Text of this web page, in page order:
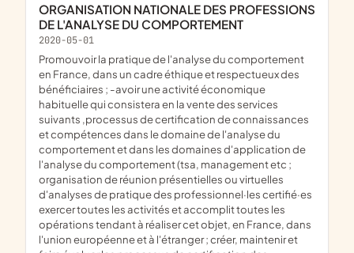
ORGANISATION NATIONALE DES PROFESSIONS
DE L'ANALYSE DU COMPORTEMENT
2020-05-01
promouvoir la pratique de l'analyse du comportement
en France, dans un cadre éthique et respectueux des
bénéficiaires ; -avoir une activité économique
habituelle qui consistera en la vente des services
suivants ,processus de certification de connaissances
et compétences dans le domaine de l'analyse du
comportement et dans les domaines d'application de
l'analyse du comportement (tsa, management etc ;
organisation de réunion présentielles ou virtuelles
d'analyses de pratique des professionnel·les certifié·es
exercer toutes les activités et accomplit toutes les
opérations tendant à réaliser cet objet, en France, dans
l'union européenne et à l'étranger ; créer, maintenir et